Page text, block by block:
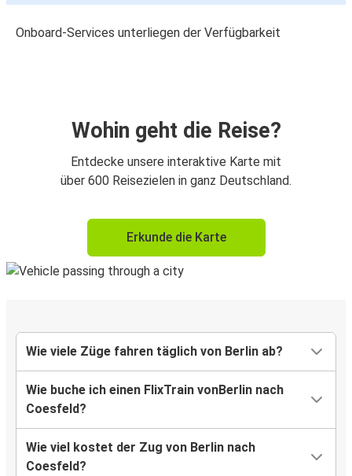
Onboard-Services unterliegen der Verfügbarkeit
Wohin geht die Reise?
Entdecke unsere interaktive Karte mit
über 600 Reisezielen in ganz Deutschland.
Erkunde die Karte
Wie viele Züge fahren täglich von Berlin ab?
Wie buche ich einen FlixTrain vonBerlin nach
Coesfeld?
Wie viel kostet der Zug von Berlin nach
Coesfeld?